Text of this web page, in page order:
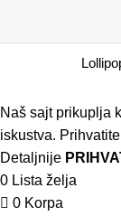
Naš sajt prikuplja
iskustva.
Detaljnije
0 Lista želja
0 Korpa